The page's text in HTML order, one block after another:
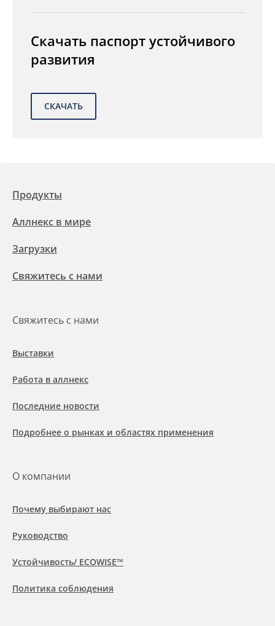
Скачать паспорт устойчивого
развития
Продукты
Аллнекс в мире
Загрузки
Свяжитесь с нами
Свяжитесь с нами
Выставки
Работа в аллнекс
Последние новости
Подробнее о рынках и областях применения
О компании
Почему выбирают нас
Руководство
Устойчивость/ ECOWISE™
Политика соблюдения